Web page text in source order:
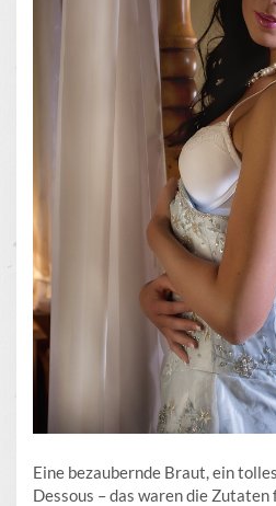
Eine bezaubernde Braut, ein
Dessous – das waren die Zutaten